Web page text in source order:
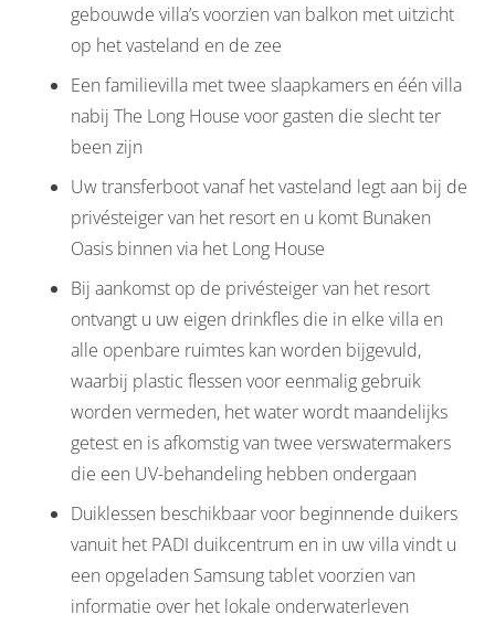
gebouwde villa’s voorzien van balkon met uitzicht
op het vasteland en de zee
Een familievilla met twee slaapkamers en één villa
nabij The Long House voor gasten die slecht ter
been zijn
Uw transferboot vanaf het vasteland legt aan bij de
privésteiger van het resort en u komt Bunaken
Oasis binnen via het Long House
Bij aankomst op de privésteiger van het resort
ontvangt u uw eigen drinkfles die in elke villa en
alle openbare ruimtes kan worden bijgevuld,
waarbij plastic flessen voor eenmalig gebruik
worden vermeden, het water wordt maandelijks
getest en is afkomstig van twee verswatermakers
die een UV-behandeling hebben ondergaan
Duiklessen beschikbaar voor beginnende duikers
vanuit het PADI duikcentrum en in uw villa vindt u
een opgeladen Samsung tablet voorzien van
informatie over het lokale onderwaterleven